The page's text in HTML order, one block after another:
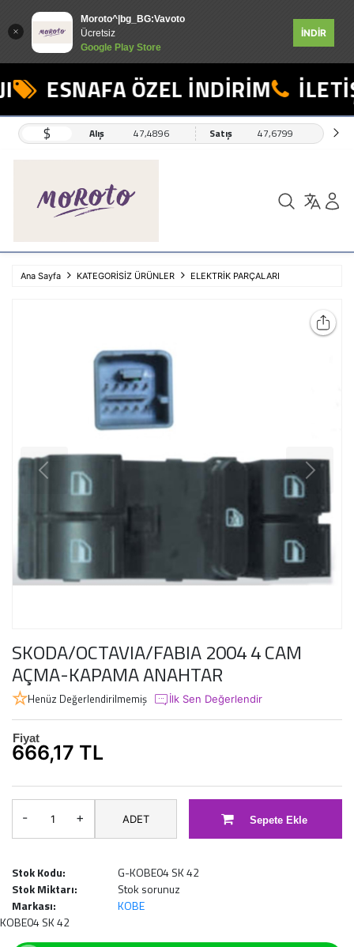
Moroto^|bg_BG:Vavoto
Ücretsiz
Google Play Store
İNDİR
ESNAFA ÖZEL İNDİRİM
$ Alış 47,4896 Satış 47,6799
Ana Sayfa KATEGORİSİZ ÜRÜNLER ELEKTRİK PARÇALARI
SKODA/OCTAVIA/FABIA 2004 4 CAM
AÇMA-KAPAMA ANAHTAR
Henüz Değerlendirilmemiş İlk Sen Değerlendir
Fiyat
666,17 TL
- + ADET Sepete Ekle
Stok Kodu:
G-KOBE04 SK 42
Stok Miktarı:
Stok sorunuz
Markası:
KOBE
KOBE04 SK 42